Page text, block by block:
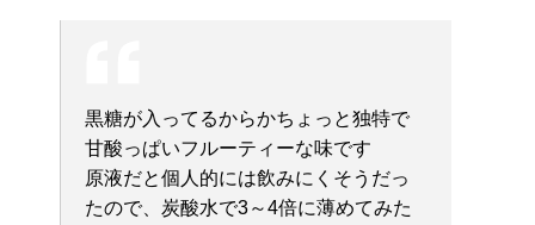
黒糖が入ってるからかちょっと独特で
甘酸っぱいフルーティーな味です
原液だと個人的には飲みにくそうだっ
たので、炭酸水で3～4倍に薄めてみた